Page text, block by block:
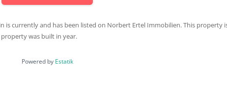
is currently and has been listed on Norbert Ertel Immobilien. This property
was built in year.
Powered by Estatik